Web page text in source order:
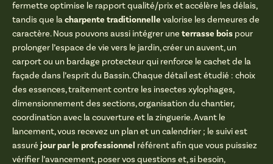
fermette optimise le rapport qualité/prix et accélère les délais,
tandis que lacharpente traditionnelle valorise les demeures de
caractère. Nous pouvons aussi intégrer une terrasse bois pour
prolonger l’espace de vie vers le jardin, créer un auvent, un
carport ou un bardage protecteur qui renforce le cachet de la
façade dans l’esprit du Bassin. Chaque détail est étudié : choix
des essences, traitement contre les insectes xylophages,
dimensionnement des sections, organisation du chantier,
coordination avec la couverture et la zinguerie. Avant le
lancement, vous recevez un plan et un calendrier ; le suivi est
assuré jour par le professionnel référent afin que vous puissiez
vérifier l’avancement, poser vos questions et, si besoin,